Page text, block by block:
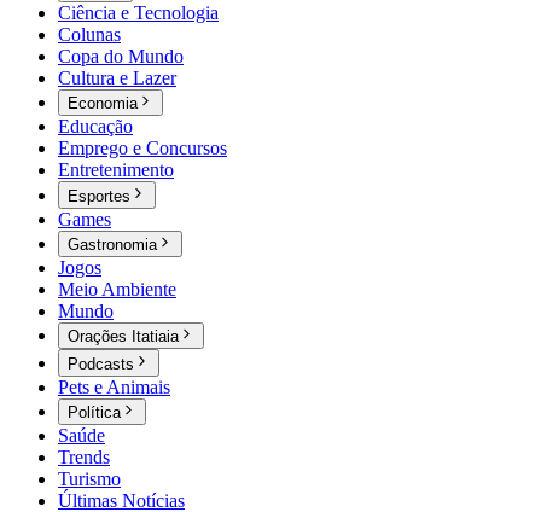
Ciência e Tecnologia
Colunas
Copa do Mundo
Cultura e Lazer
Economia
Educação
Emprego e Concursos
Entretenimento
Esportes
Games
Gastronomia
Jogos
Meio Ambiente
Mundo
Orações Itatiaia
Podcasts
Pets e Animais
Política
Saúde
Trends
Turismo
Últimas Notícias